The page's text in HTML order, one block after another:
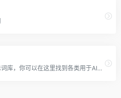
词魂是一个AIGC精品提示词库，你可以在这里找到各类用于AI绘画的提示词和咒语，帮助你更好的使用AI工具，快速得到想要的效果，提升工作效率。如果你是一位优秀的提示词创作者，你还可以在这里销售自己的提示词。